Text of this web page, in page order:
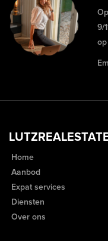
9/
Home
Aanbod
Expat services
Diensten
Over ons